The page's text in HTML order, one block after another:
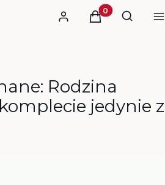
Zaloguj sięProdukty w
Koszyk Otwórz
Szukaj
Rodzina
jedynie z